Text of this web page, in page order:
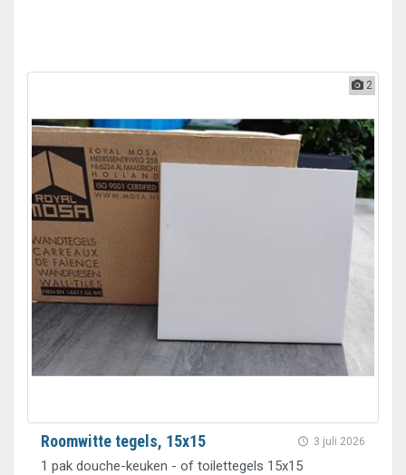
2
3 juli 2026
Roomwitte tegels, 15x15
1 pak douche-keuken - of toilettegels 15x15